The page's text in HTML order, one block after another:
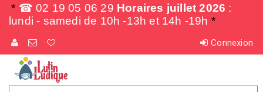
* ☎ 02 19 05 06 29 Horaires juillet 2026 :
lundi - samedi de 10h -13h et 14h -19h *
Connexion